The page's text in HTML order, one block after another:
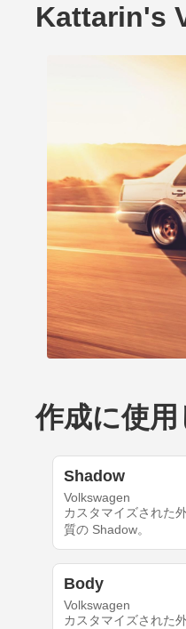
Kattarin's
作成に使
Shadow
Volkswagen
カスタマイズされた
質の Shadow。
Body
Volkswagen
カスタマイズされた